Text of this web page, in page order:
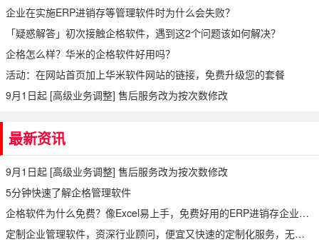
企业在实施ERP进销存等管理软件时为什么会失败？
「疑惑解答」初次接触企格软件，遇到这2个问题该如何解决？
企格怎么样？华米的企格软件好用吗？
活动：在网站首页加上华米软件网站的链接，免费升级您的套餐
9月1日起 [高级业务调整] 售后服务改为按次数修改
最新资讯
9月1日起 [高级业务调整] 售后服务改为按次数修改
5分钟快速了解企格管理软件
企格软件为什么免费？像Excel易上手，免费好用的ERP进销存企业管理软件
定制企业管理软件，资深行业顾问，便宜又快速的定制化服务，无代码开发